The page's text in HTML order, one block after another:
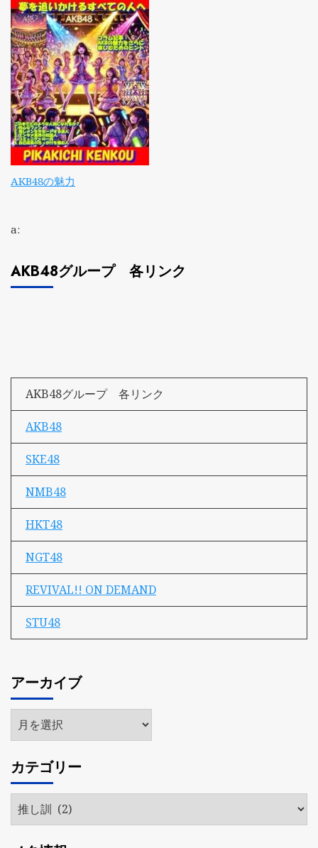
AKB48の魅力
a:
AKB48グループ 各リンク
AKB48グループ 各リンク
AKB48
SKE48
NMB48
HKT48
NGT48
REVIVAL!! ON DEMAND
STU48
アーカイブ
ア
ー
イ
ブ
カテゴリー
カ
テ